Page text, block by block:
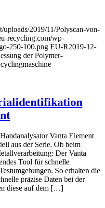
2019/11/Polyscan-von-
recycling.com/wp-
250-100.png EU-R2019-12-
der Polymer-
Vanta Element
aus der Serie. Ob beim
Der Vanta
Tool für schnelle
So erhalten die
präzise Daten bei der
diese auf dem […]